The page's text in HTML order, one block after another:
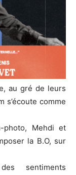
au gré de leurs
s’écoute comme
photo, Mehdi et
la B.O, sur
sentiments